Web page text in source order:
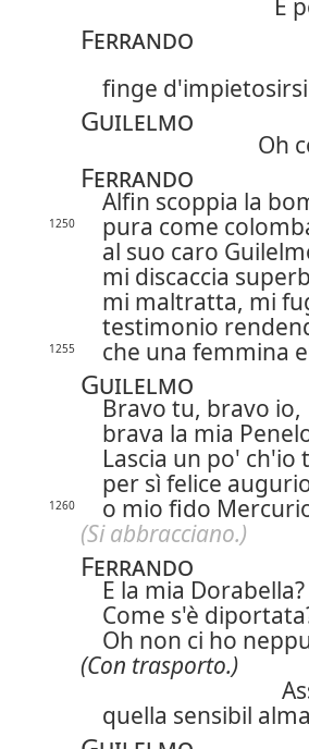
E
Ferrando
finge
Guilelmo
Oh
Ferrando
Alfin scoppia la
1250
pura come
al suo caro
mi discaccia
mi maltratta, mi
testimonio
1255 che una femmina
Guilelmo
Bravo tu, bravo io,
brava la mia
Lascia un po' ch'io
per sì felice
1260
o mio fido
(Si abbracciano.)
Ferrando
E la mia Dorabella?
Come s'è
Oh non ci ho
(Con trasporto.)
quella sensibil